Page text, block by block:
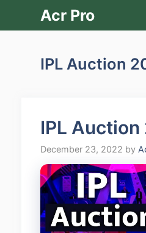
Acr Pro
IPL Auction
IPL
December 23, 2022 by